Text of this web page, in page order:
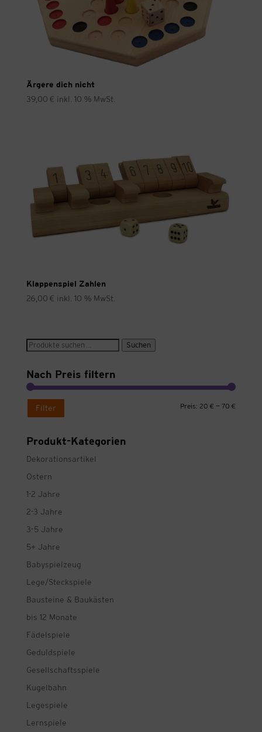
Ärgere dich nicht
39,00 € inkl. 10 % MwSt.
Klappenspiel Zahlen
26,00 € inkl. 10 % MwSt.
Suche
Suchen
Nach Preis filtern
Filter Preis: 20 € —70 €
Produkt-Kategorien
Dekorationsartikel
Ostern
1-2 Jahre
2-3 Jahre
3-5 Jahre
5+ Jahre
Babyspielzeug
Lege/Steckspiele
Bausteine & Baukästen
bis 12 Monate
Fädelspiele
Geduldspiele
Gesellschaftsspiele
Kugelbahn
Legespiele
Lernspiele